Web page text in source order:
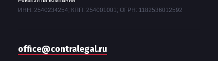
ИНН: 2540234254; КПП: 254001001; ОГРН: 1182536012592
office@contralegal.ru